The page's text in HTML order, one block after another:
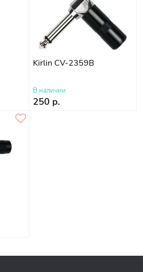
Kirlin CV-2359B
В наличии
250 р.